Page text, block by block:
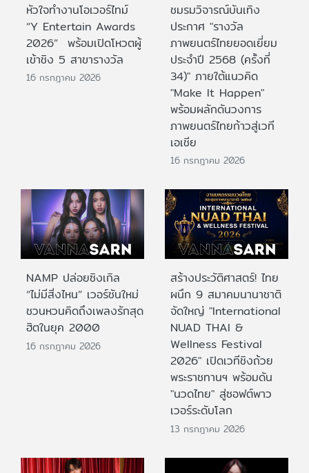
หัวใจทำงานโอเวอร์ไทม์
“Y Entertain Awards
2026” พร้อมเปิดโหวตผู้
เข้าชิง 5 สาขารางวัล
16 กรกฎาคม 2026
ชมรมวิจารณ์บันเทิง
ประกาศ "รางวัล
ภาพยนตร์ไทยยอดเยี่ยม
ประจําปี 2568 (ครั้งที่
34)" ภายใต้แนวคิด
"Make It Happen"
พร้อมผลักดันวงการ
ภาพยนตร์ไทยก้าวสู่เวที
เอเชีย
16 กรกฎาคม 2026
NAMP ปล่อยซิงเกิล
“ไม่มีสิ่งไหน” เวอร์ชันใหม่
ชวนหวนคิดถึงเพลงรักสุด
ฮิตในยุค 2000
16 กรกฎาคม 2026
สร้างประวัติศาสตร์! ไทย
ผนึก 9 สมาคมนานาชาติ
จัดใหญ่ "International
NUAD THAI &
Wellness Festival
2026" เปิดเวทีชิงถ้วย
พระราชทานฯ พร้อมดัน
"นวดไทย" สู่ซอฟต์พาว
เวอร์ระดับโลก
13 กรกฎาคม 2026